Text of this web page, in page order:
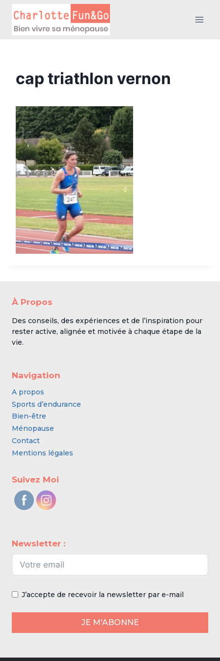
contenu
cap triathlon vernon
À Propos
Des conseils, des expériences et de l’inspiration pour
rester active, alignée et motivée à chaque étape de la
vie.
Navigation
A propos
Sports d’endurance
Bien-être
Ménopause
Contact
Mentions légales
Suivez Moi
Newsletter :
J’accepte de recevoir la newsletter par e-mail
JE M'ABONNE